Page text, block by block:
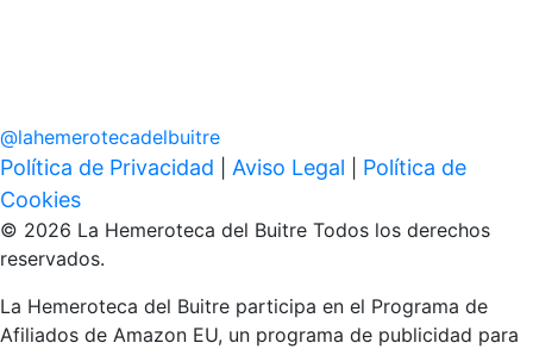
@lahemerotecadelbuitre
Política de Privacidad Aviso Legal
Política de
Cookies
© 2026 La Hemeroteca del Buitre Todos los derechos
reservados.
La Hemeroteca del Buitre participa en el Programa de
Afiliados de Amazon EU, un programa de publicidad para